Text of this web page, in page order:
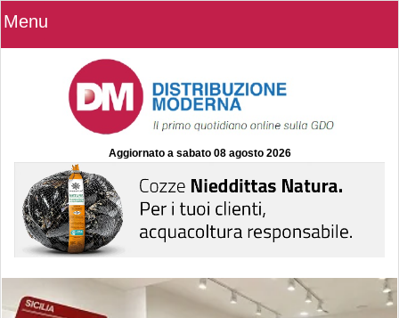
Menu
Aggiornato a sabato 08 agosto 2026